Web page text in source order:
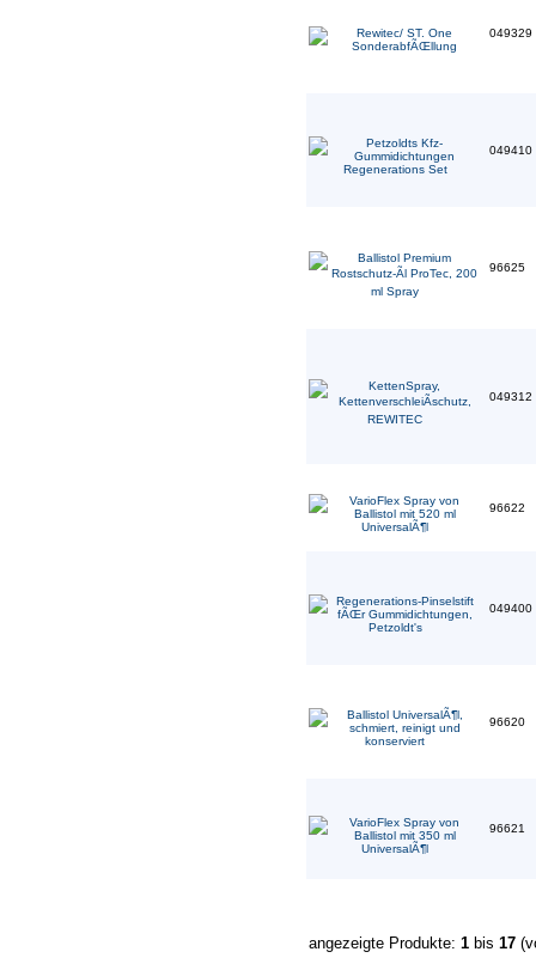
049329
049410
96625
049312
96622
049400
96620
96621
angezeigte Produkte: 1 bis 17